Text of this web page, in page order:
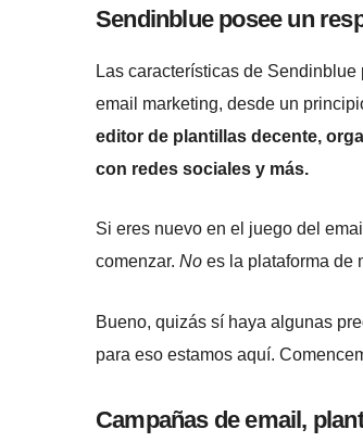
Sendinblue posee un
Las características de
email marketing, desde un
editor de plantillas decente,
con redes sociales y más.
Si eres nuevo en el juego del
comenzar. No es la plataforma de
Bueno, quizás sí haya algunas
para eso estamos aquí.
Campañas de email,